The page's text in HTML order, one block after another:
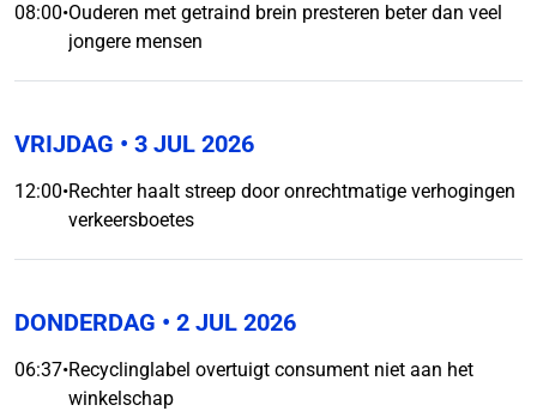
08:00•Ouderen met getraind brein presteren beter dan veel
jongere mensen
VRIJDAG • 3 JUL 2026
12:00•Rechter haalt streep door onrechtmatige verhogingen
verkeersboetes
DONDERDAG • 2 JUL 2026
06:37•Recyclinglabel overtuigt consument niet aan het
winkelschap